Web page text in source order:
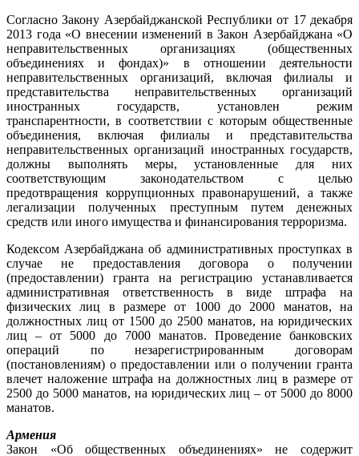
Согласно Закону Азербайджанской Республики от 17 декабря
2013 года «О внесении изменений в Закон Азербайджана «О
неправительственных организациях (общественных
объединениях и фондах)» в отношении деятельности
неправительственных организаций, включая филиалы и
представительства неправительственных организаций
иностранных государств, установлен режим
транспарентности, в соответствии с которым общественные
объединения, включая филиалы и представительства
неправительственных организаций иностранных государств,
должны выполнять меры, установленные для них
соответствующим законодательством с целью
предотвращения коррупционных правонарушений, а также
легализации полученных преступным путем денежных
средств или иного имущества и финансирования терроризма.
Кодексом Азербайджана об административных проступках в
случае не предоставления договора о получении
(предоставлении) гранта на регистрацию устанавливается
административная ответственность в виде штрафа на
физических лиц в размере от 1000 до 2000 манатов, на
должностных лиц от 1500 до 2500 манатов, на юридических
лиц – от 5000 до 7000 манатов. Проведение банковских
операций по незарегистрированным договорам
(постановлениям) о предоставлении или о получении гранта
влечет наложение штрафа на должностных лиц в размере от
2500 до 5000 манатов, на юридических лиц – от 5000 до 8000
манатов.
Армения
Закон «Об общественных объединениях» не содержит